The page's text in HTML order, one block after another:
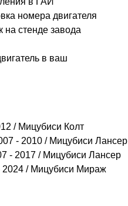
номера двигателя
на стенде завода
в ваш
/ Мицубиси Колт
- 2010 / Мицубиси Лансер
- 2017 / Мицубиси Лансер
2024 / Мицубиси Мираж​